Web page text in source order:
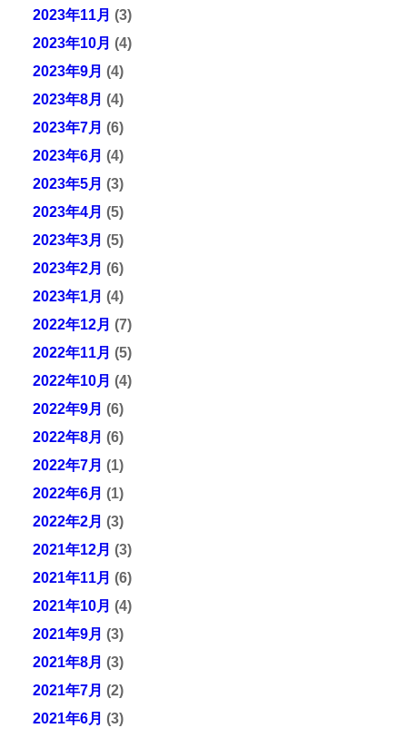
2023年11月 (3)
2023年10月 (4)
2023年9月 (4)
2023年8月 (4)
2023年7月 (6)
2023年6月 (4)
2023年5月 (3)
2023年4月 (5)
2023年3月 (5)
2023年2月 (6)
2023年1月 (4)
2022年12月 (7)
2022年11月 (5)
2022年10月 (4)
2022年9月 (6)
2022年8月 (6)
2022年7月 (1)
2022年6月 (1)
2022年2月 (3)
2021年12月 (3)
2021年11月 (6)
2021年10月 (4)
2021年9月 (3)
2021年8月 (3)
2021年7月 (2)
2021年6月 (3)